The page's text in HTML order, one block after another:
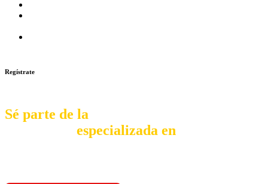
Regístrate
Sé parte de la
especializada en